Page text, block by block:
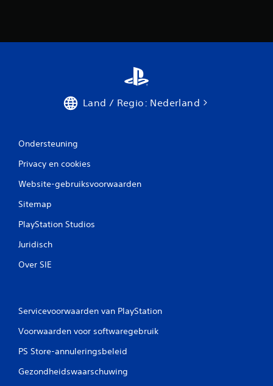
Land / Regio: Nederland
Ondersteuning
Privacy en cookies
Website-gebruiksvoorwaarden
Sitemap
PlayStation Studios
Juridisch
Over SIE
Servicevoorwaarden van PlayStation
Voorwaarden voor softwaregebruik
PS Store-annuleringsbeleid
Gezondheidswaarschuwing